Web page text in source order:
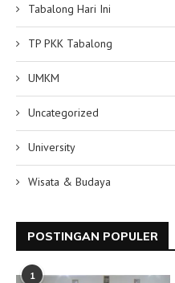
Tabalong Hari Ini
TP PKK Tabalong
UMKM
Uncategorized
University
Wisata & Budaya
POSTINGAN POPULER
1